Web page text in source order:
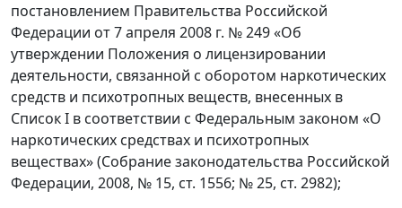
постановлением Правительства Российской
Федерации от 7 апреля 2008 г. № 249 «Об
утверждении Положения о лицензировании
деятельности, связанной с оборотом наркотических
средств и психотропных веществ, внесенных в
Список I в соответствии с Федеральным законом «О
наркотических средствах и психотропных
веществах» (Собрание законодательства Российской
Федерации, 2008, № 15, ст. 1556; № 25, ст. 2982);